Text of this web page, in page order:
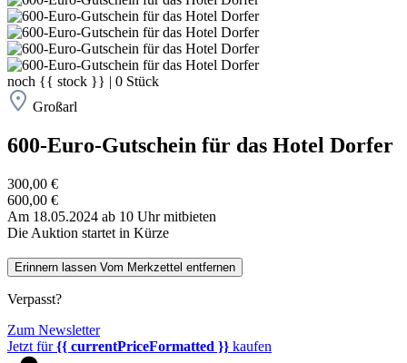
noch {{ stock }} | 0 Stück
Großarl
600-Euro-Gutschein für das Hotel Dorfer
300,00 €
600,00 €
Am 18.05.2024 ab 10 Uhr mitbieten
Die Auktion startet in Kürze
Erinnern lassen Vom Merkzettel entfernen
Verpasst?
Zum Newsletter
Jetzt für{{ currentPriceFormatted }} kaufen